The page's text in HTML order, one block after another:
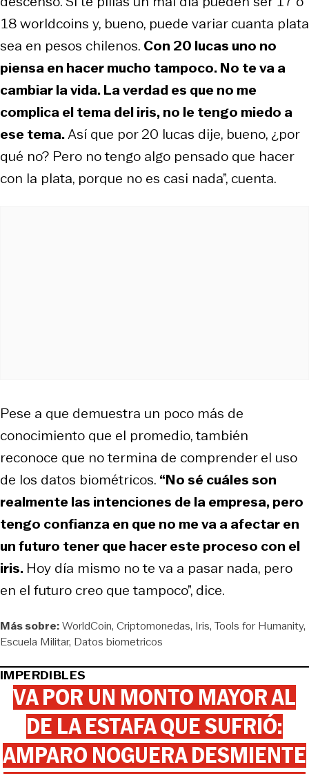
18 worldcoins y, bueno, puede variar cuanta plata
sea en pesos chilenos. Con 20 lucas uno no
piensa en hacer mucho tampoco. No te va a
cambiar la vida. La verdad es que no me
complica el tema del iris, no le tengo miedo a
ese tema.Así que por 20 lucas dije, bueno, ¿por
qué no? Pero no tengo algo pensado que hacer
con la plata, porque no es casi nada”, cuenta.
Pese a que demuestra un poco más de
conocimiento que el promedio, también
reconoce que no termina de comprender el uso
de los datos biométricos. “No sé cuáles son
realmente las intenciones de la empresa, pero
tengo confianza en que no me va a afectar en
un futuro tener que hacer este proceso con el
iris. Hoy día mismo no te va a pasar nada, pero
en el futuro creo que tampoco”, dice.
Más sobre:WorldCoin Criptomonedas Iris Tools for Humanity
Escuela Militar Datos biometricos
IMPERDIBLES
VA POR UN MONTO MAYOR AL
DE LA ESTAFA QUE SUFRIÓ:
AMPARO NOGUERA DESMIENTE